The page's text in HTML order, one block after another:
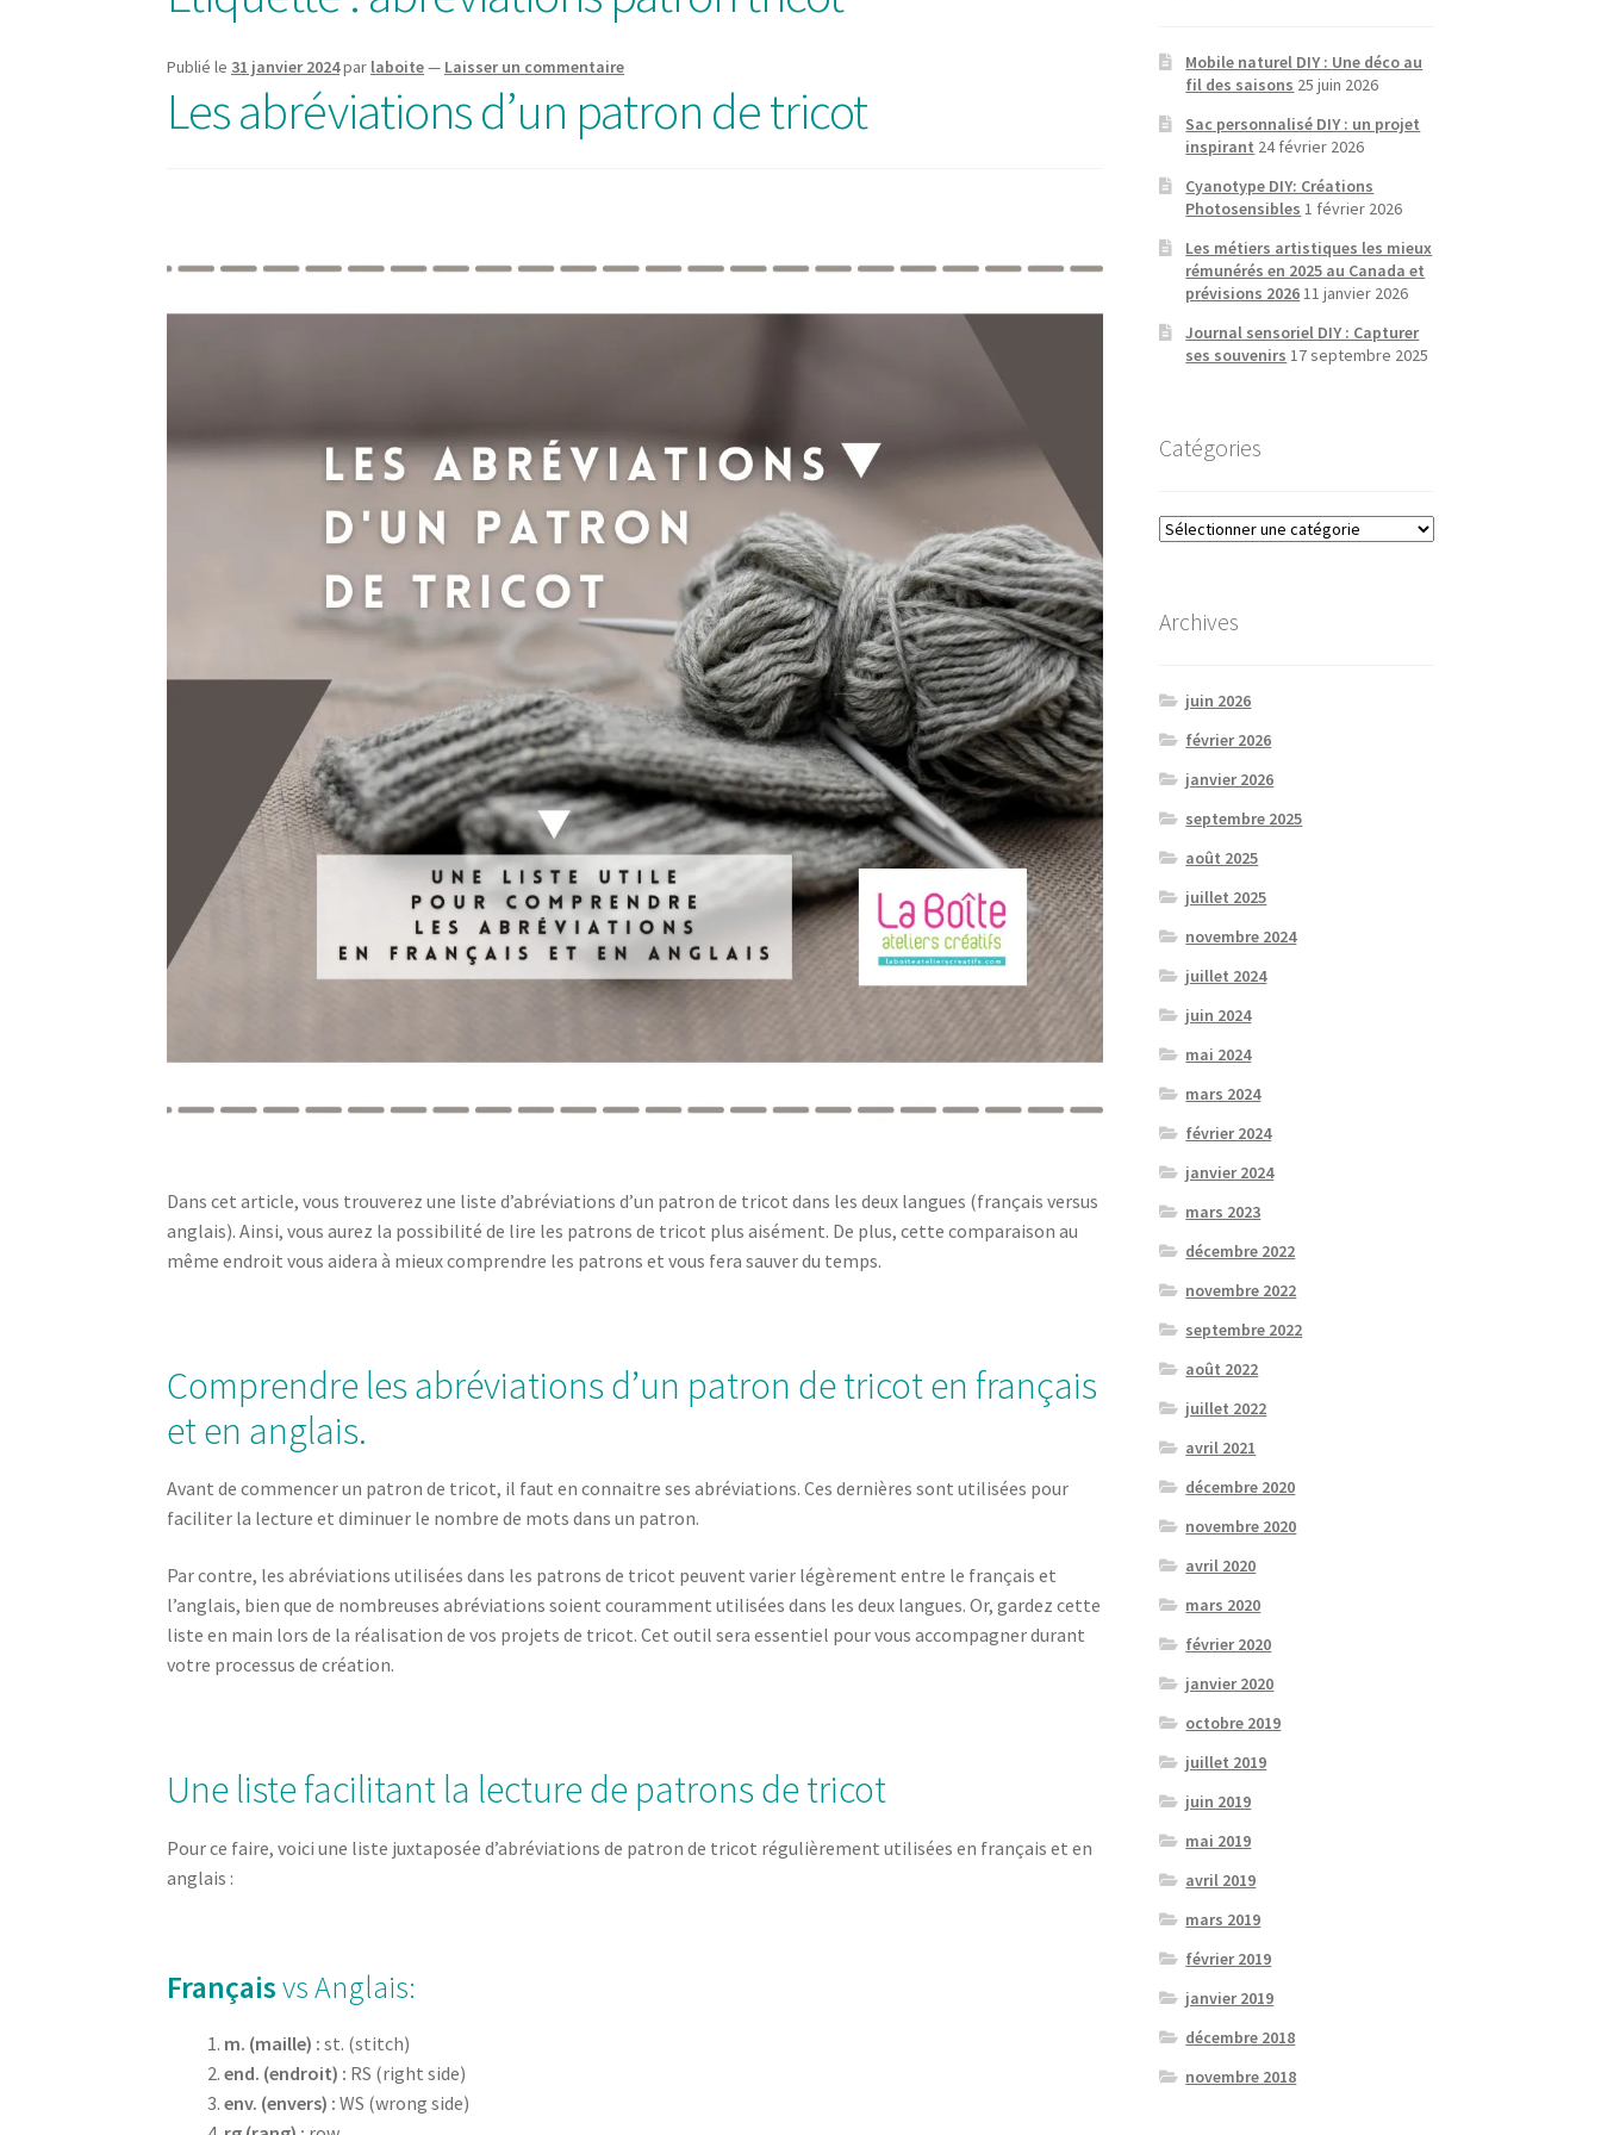
Publié le 31 janvier 2024par laboite— Laisser un commentaire
Les abréviations d’un patron de tricot
Dans cet article, vous trouverez une liste d’abréviations d’un patron de tricot dans les deux langues (français versus
anglais). Ainsi, vous aurez la possibilité de lire les patrons de tricot plus aisément. De plus, cette comparaison au
même endroit vous aidera à mieux comprendre les patrons et vous fera sauver du temps.
Comprendre les abréviations d’un patron de tricot en français
et en anglais.
Avant de commencer un patron de tricot, il faut en connaitre ses abréviations. Ces dernières sont utilisées pour
faciliter la lecture et diminuer le nombre de mots dans un patron.
Par contre, les abréviations utilisées dans les patrons de tricot peuvent varier légèrement entre le français et
l’anglais, bien que de nombreuses abréviations soient couramment utilisées dans les deux langues. Or, gardez cette
liste en main lors de la réalisation de vos projets de tricot. Cet outil sera essentiel pour vous accompagner durant
votre processus de création.
Une liste facilitant la lecture de patrons de tricot
Pour ce faire, voici une liste juxtaposée d’abréviations de patron de tricot régulièrement utilisées en français et en
anglais :
Françaisvs Anglais:
m. (maille) : st. (stitch)
end. (endroit) : RS (right side)
env. (envers) : WS (wrong side)
Mobile naturel DIY : Une déco au
fil des saisons 25 juin 2026
Sac personnalisé DIY : un projet
inspirant 24 février 2026
Cyanotype DIY: Créations
Photosensibles 1 février 2026
Les métiers artistiques les mieux
rémunérés en 2025 au Canada et
prévisions 202611 janvier 2026
Journal sensoriel DIY : Capturer
ses souvenirs 17 septembre 2025
Catégories
Catégories
Archives
juin 2026
février 2026
janvier 2026
septembre 2025
août 2025
juillet 2025
novembre 2024
juillet 2024
juin 2024
mai 2024
mars 2024
février 2024
janvier 2024
mars 2023
décembre 2022
novembre 2022
septembre 2022
août 2022
juillet 2022
avril 2021
décembre 2020
novembre 2020
avril 2020
mars 2020
février 2020
janvier 2020
octobre 2019
juillet 2019
juin 2019
mai 2019
avril 2019
mars 2019
février 2019
janvier 2019
décembre 2018
novembre 2018